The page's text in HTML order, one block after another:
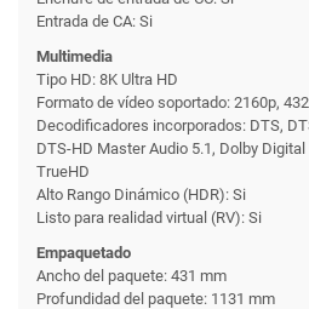
Entrada de CA: Si
Multimedia
Tipo HD: 8K Ultra HD
Formato de vídeo soportado: 2160p,
Decodificadores incorporados: DTS,
DTS-HD Master Audio 5.1, Dolby
TrueHD
Alto Rango Dinámico (HDR): Si
Listo para realidad virtual (RV): Si
Empaquetado
Ancho del paquete: 431 mm
Profundidad del paquete: 1131 mm